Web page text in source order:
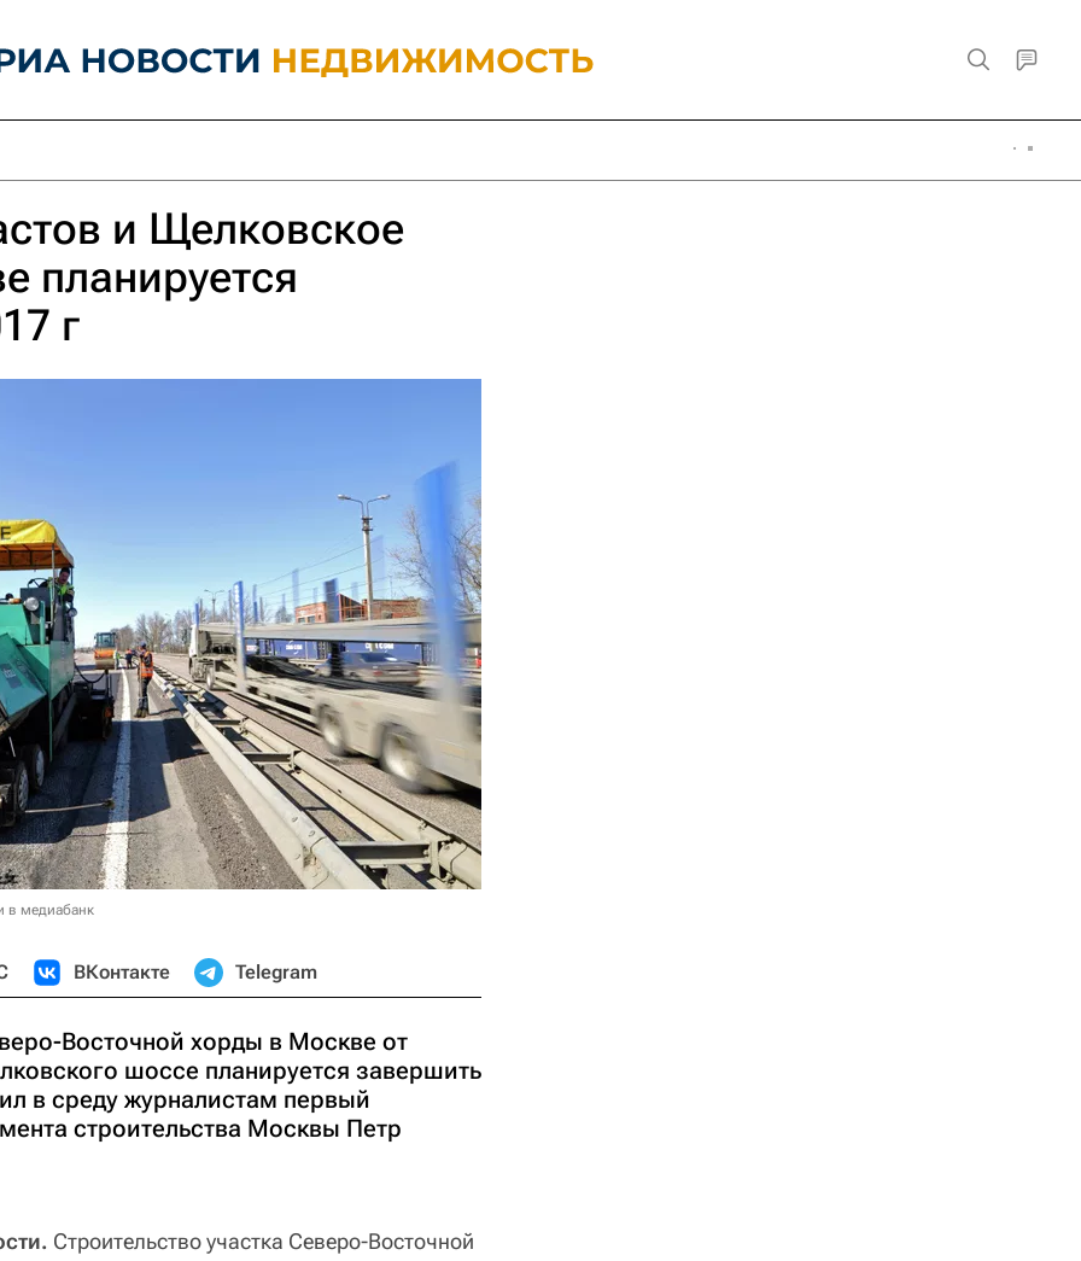
и Щелковское
планируется
г
в медиабанк
ВКонтакте Telegram
Восточной хорды в Москве от
шоссе планируется завершить
в среду журналистам первый
строительства Москвы Петр
Строительство участка Северо-Восточной